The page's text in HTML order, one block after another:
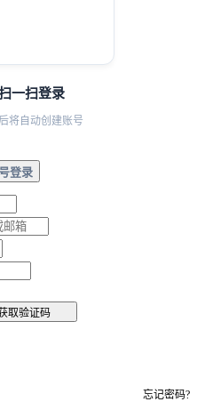
一扫登录
将自动创建账号
登录
取验证码
忘记密码?